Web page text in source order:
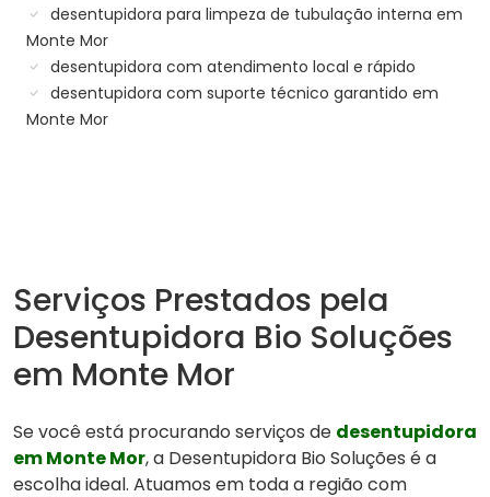
desentupidora para limpeza de tubulação interna em
Monte Mor
desentupidora com atendimento local e rápido
desentupidora com suporte técnico garantido em
Monte Mor
Serviços Prestados pela
Desentupidora Bio Soluções
em Monte Mor
Se você está procurando serviços de desentupidora
em Monte Mor, a Desentupidora Bio Soluções é a
escolha ideal. Atuamos em toda a região com